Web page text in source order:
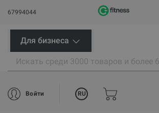
67994044
Для бизнеса
Войти RU